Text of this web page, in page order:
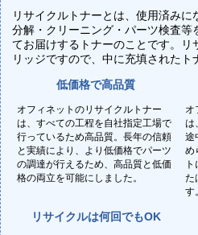
リサイクルトナーとは、使用済みに
分解・クリーニング・パーツ検査等
てお届けするトナーのことです。リ
リッジですので、中に充填されたト
低価格で高品質
オフィネットのリサイクルトナー
は、すべての工程を自社指定工場で
行っているため高品質。長年の信頼
と実績により、より低価格でパーツ
の調達が行えるため、高品質と低価
格の両立を可能にしました。
オ
は
途
め
た
す
リサイクルは何回でもOK